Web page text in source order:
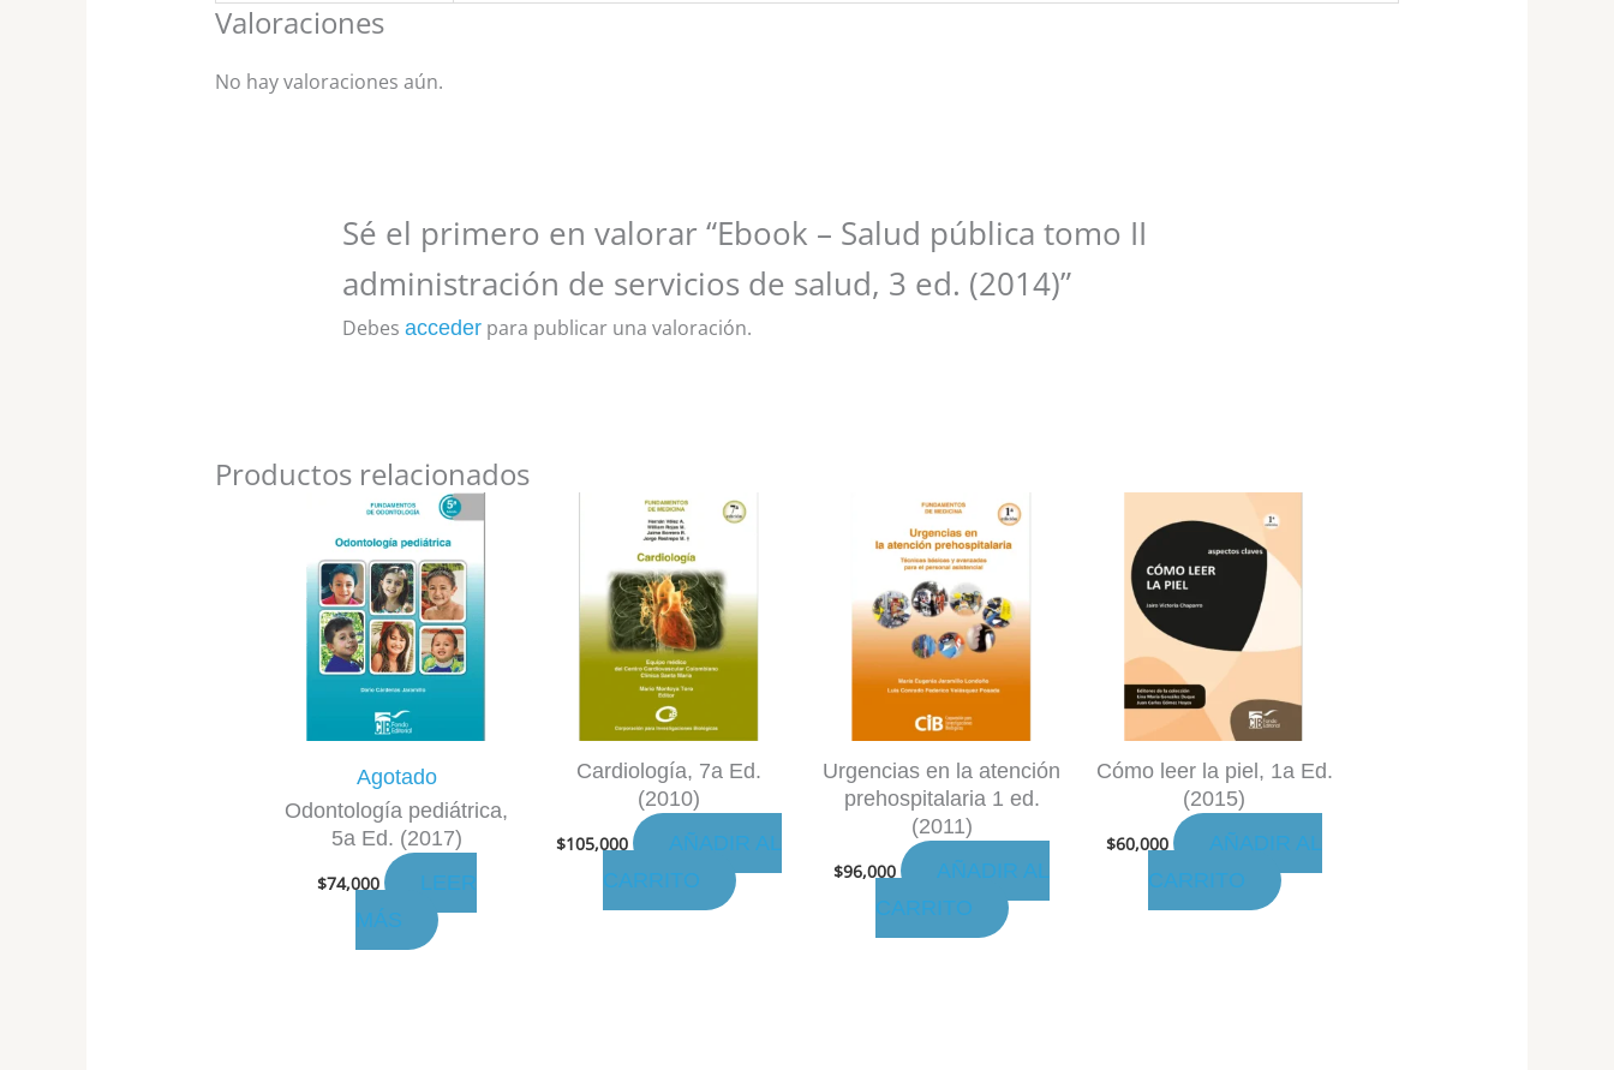
Valoraciones
No hay valoraciones aún.
Sé el primero en valorar “Ebook – Salud pública tomo II
administración de servicios de salud, 3 ed. (2014)”
Debesacceder para publicar una valoración.
Productos relacionados
Agotado
Odontología pediátrica,
5a Ed. (2017)
$74,000
LEER
MÁS
Cardiología, 7a Ed.
(2010)
$105,000
AÑADIR AL
CARRITO
Urgencias en la atención
prehospitalaria 1 ed.
(2011)
$96,000
AÑADIR AL
CARRITO
Cómo leer la piel, 1a Ed.
(2015)
$60,000
AÑADIR AL
CARRITO